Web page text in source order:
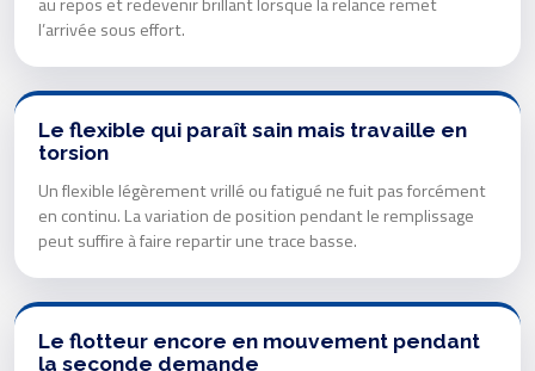
l’arrivée sous effort.
Le flexible qui paraît sain mais travaille en
torsion
Un flexible légèrement vrillé ou fatigué ne fuit pas forcément
en continu. La variation de position pendant le remplissage
peut suffire à faire repartir une trace basse.
Le flotteur encore en mouvement pendant
la seconde demande